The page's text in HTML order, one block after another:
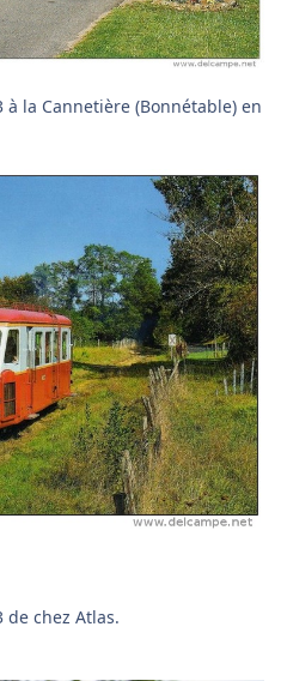
à la Cannetière (Bonnétable) en
de chez Atlas.